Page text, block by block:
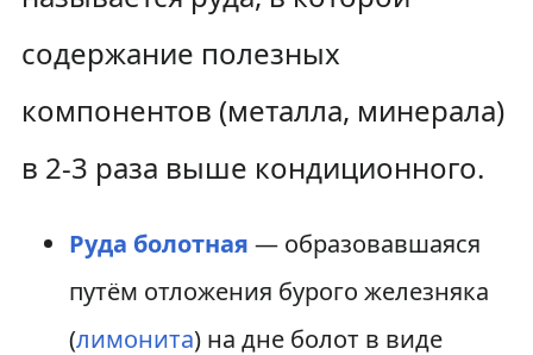
содержание полезных
компонентов (металла, минерала)
в 2-3 раза выше кондиционного.
Руда болотная — образовавшаяся
путём отложения бурого железняка
(лимонита) на дне болот в виде